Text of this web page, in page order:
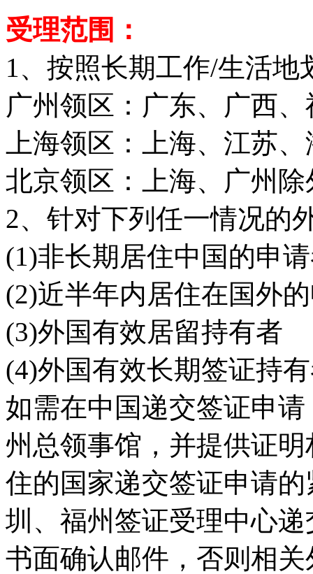
受理范围：
1、按照长期工作/生活地
广州领区：广东、广西
上海领区：上海、江苏
北京领区：上海、广州
2、针对下列任一情况的
(1)非长期居住中国的申
(2)近半年内居住在国外
(3)外国有效居留持有者
(4)外国有效长期签证持
如需在中国递交签证申
州总领事馆，并提供证
住的国家递交签证申请
圳、福州签证受理中心
书面确认邮件，否则相